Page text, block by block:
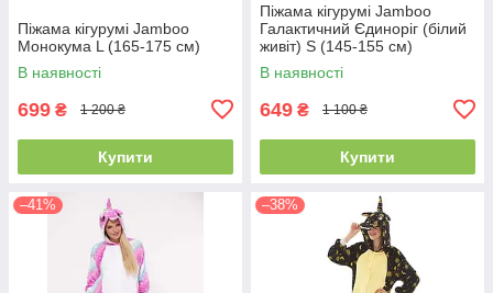
Піжама кігурумі Jamboo
Монокума L (165-175 см)
В наявності
699 ₴ 1 200 ₴
Купити
Піжама кігурумі Jamboo
Галактичний Єдиноріг (білий
живіт) S (145-155 см)
В наявності
649 ₴ 1 100 ₴
Купити
–41% –38%